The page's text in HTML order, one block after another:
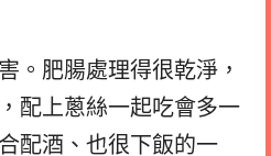
。肥腸處理得很乾淨，
配上蔥絲一起吃會多一
配酒、也很下飯的一